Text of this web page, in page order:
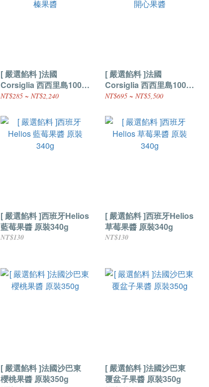
[ 嚴選餡料 ]法國
Corsiglia 西西里島100%
榛果醬
NT$285 ~ NT$2,240
[ 嚴選餡料 ]法國
Corsiglia 西西里島100%
開心果醬
NT$695 ~ NT$5,500
[ 嚴選餡料 ]西班牙Helios
藍莓果醬 原裝340g
NT$130
[ 嚴選餡料 ]西班牙Helios
草莓果醬 原裝340g
NT$130
[ 嚴選餡料 ]法國沙巴東
櫻桃果醬 原裝350g
[ 嚴選餡料 ]法國沙巴東
覆盆子果醬 原裝350g